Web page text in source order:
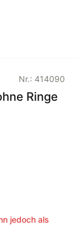
Nr.: 414090
Ringe
jedoch als